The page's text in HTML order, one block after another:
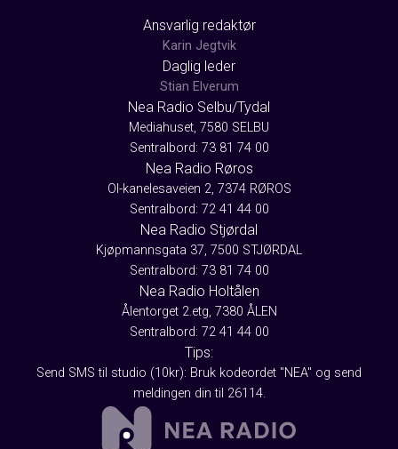
Ansvarlig redaktør
Karin Jegtvik
Daglig leder
Stian Elverum
Nea Radio Selbu/Tydal
Mediahuset, 7580 SELBU
Sentralbord: 73 81 74 00
Nea Radio Røros
Ol-kanelesaveien 2, 7374 RØROS
Sentralbord: 72 41 44 00
Nea Radio Stjørdal
Kjøpmannsgata 37, 7500 STJØRDAL
Sentralbord: 73 81 74 00
Nea Radio Holtålen
Ålentorget 2.etg, 7380 ÅLEN
Sentralbord: 72 41 44 00
Tips:
Send SMS til studio (10kr): Bruk kodeordet "NEA" og send
meldingen din til 26114.